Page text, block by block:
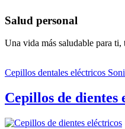
Salud personal
Una vida más saludable para
Cepillos dentales eléctricos
Cepillos de dientes